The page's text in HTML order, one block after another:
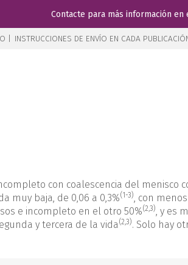
Contacte para más información
| INSTRUCCIONES DE ENVÍO EN CADA
con coalescencia del menisco
muy baja, de 0,06 a 0,3%(1-3), con
e incompleto en el otro 50%(2,3), y es
y tercera de la vida(2,3). Solo hay